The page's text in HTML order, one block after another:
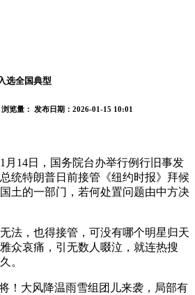
选全国典型
浏览量： 发布日期：2026-01-15 10:01
14日，国务院台办举行例行旧事发
统特朗普日前接管《纽约时报》拜候
土的一部门，若何处置问题由中方决
，也得接管，可没有哪个明星归天
众哀痛，引无数人啜泣，就连热搜
。
大风降温雨雪组团儿来袭，局部有